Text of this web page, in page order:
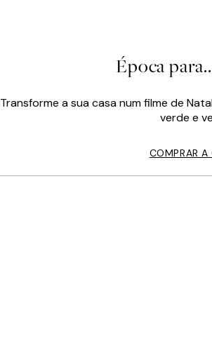
Época
Transforme a sua casa num filme de
verde e
COMPRAR A